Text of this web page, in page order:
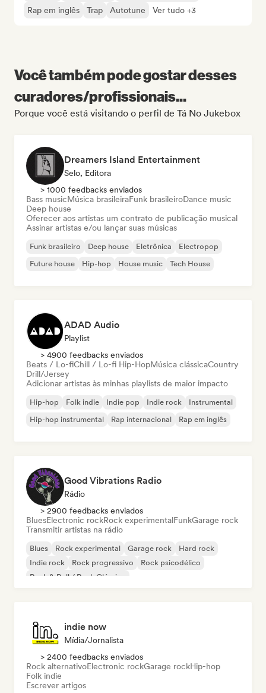
Rap em inglês Trap Autotune Ver tudo +3
Você também pode gostar desses
curadores/profissionais...
Porque você está visitando o perfil de Tá No Jukebox
Dreamers Island Entertainment
Selo, Editora
> 1000 feedbacks enviados
Bass musicMúsica brasileiraFunk brasileiroDance music
Deep house
Oferecer aos artistas um contrato de publicação musical
Assinar artistas e/ou lançar suas músicas
Funk brasileiro Deep house Eletrônica
Electropop
Future house
Hip-hop House music Tech House
ADAD Audio
Playlist
> 4900 feedbacks enviados
Beats / Lo-fiChill / Lo-fi Hip-HopMúsica clássicaCountry
Drill/Jersey
Adicionar artistas às minhas playlists de maior impacto
Hip-hop Folk indie Indie pop Indie rock
Instrumental
Hip-hop instrumental
Rap internacional Rap em inglês
Good Vibrations Radio
Rádio
> 2900 feedbacks enviados
BluesElectronic rockRock experimentalFunkGarage rock
Transmitir artistas na rádio
Blues Rock experimental Garage rock
Hard rock
Indie rock
Rock progressivo
Rock psicodélico
Rock & Roll / Rock Clássico
indie now
Mídia/Jornalista
> 2400 feedbacks enviados
Rock alternativoElectronic rockGarage rockHip-hop
Folk indie
Escrever artigos